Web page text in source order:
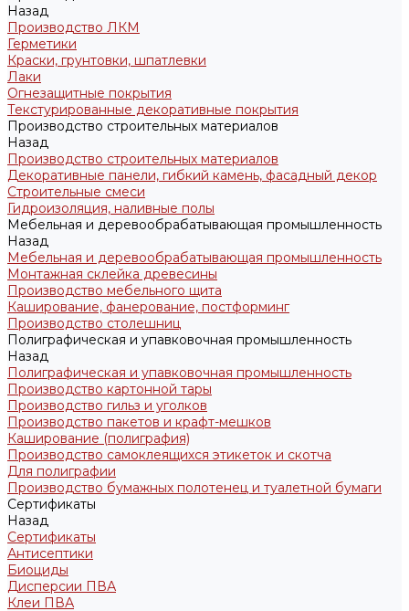
Назад
Производство ЛКМ
Герметики
Краски, грунтовки, шпатлевки
Лаки
Огнезащитные покрытия
Текстурированные декоративные покрытия
Производство строительных материалов
Назад
Производство строительных материалов
Декоративные панели, гибкий камень, фасадный декор
Строительные смеси
Гидроизоляция, наливные полы
Мебельная и деревообрабатывающая промышленность
Назад
Мебельная и деревообрабатывающая промышленность
Монтажная склейка древесины
Производство мебельного щита
Каширование, фанерование, постформинг
Производство столешниц
Полиграфическая и упавковочная промышленность
Назад
Полиграфическая и упавковочная промышленность
Производство картонной тары
Производство гильз и уголков
Производство пакетов и крафт-мешков
Каширование (полиграфия)
Производство самоклеящихся этикеток и скотча
Для полиграфии
Производство бумажных полотенец и туалетной бумаги
Сертификаты
Назад
Сертификаты
Антисептики
Биоциды
Дисперсии ПВА
Клеи ПВА